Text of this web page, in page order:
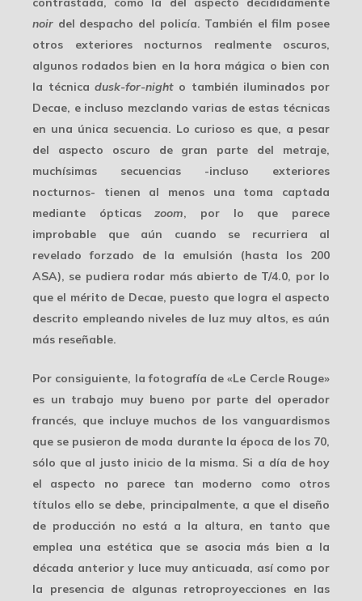
noir del despacho del policía. También el film posee
otros exteriores nocturnos realmente oscuros,
algunos rodados bien en la hora mágica o bien con
la técnicadusk-for-night o también iluminados por
Decae, e incluso mezclando varias de estas técnicas
en una única secuencia. Lo curioso es que, a pesar
del aspecto oscuro de gran parte del metraje,
muchísimas secuencias -incluso exteriores
nocturnos- tienen al menos una toma captada
mediante ópticaszoom, por lo que parece
improbable que aún cuando se recurriera al
revelado forzado de la emulsión (hasta los 200
ASA), se pudiera rodar más abierto de T/4.0, por lo
que el mérito de Decae, puesto que logra el aspecto
descrito empleando niveles de luz muy altos, es aún
más reseñable.
Por consiguiente, la fotografía de «Le Cercle Rouge»
es un trabajo muy bueno por parte del operador
francés, que incluye muchos de los vanguardismos
que se pusieron de moda durante la época de los 70,
sólo que al justo inicio de la misma. Si a día de hoy
el aspecto no parece tan moderno como otros
títulos ello se debe, principalmente, a que el diseño
de producción no está a la altura, en tanto que
emplea una estética que se asocia más bien a la
década anterior y luce muy anticuada, así como por
la presencia de algunas retroproyecciones en las